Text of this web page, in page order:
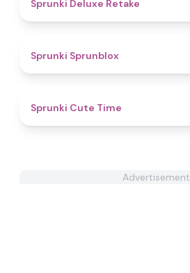
Sprunki Deluxe Retake
Sprunki Sprunblox
Sprunki Cute Time
Advertisement